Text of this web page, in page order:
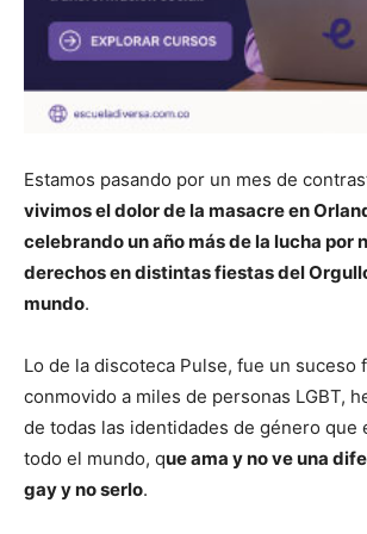
Estamos pasando por un mes de
vivimos el dolor de la masacre en
celebrando un año más de la lucha por
derechos en distintas fiestas del
mundo.
Lo de la discoteca Pulse, fue un suceso
conmovido a miles de personas LGBT,
de todas las identidades de género que
todo el mundo, que ama y no ve una
gay y no serlo.